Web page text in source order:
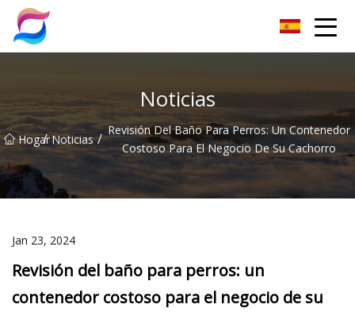
Grupo Co., Ltd de arena para gatos de Nanchang
Noticias
Hogar
/ Noticias / Revisión Del Baño Para Perros: Un Contenedor
Costoso Para El Negocio De Su Cachorro
Jan 23, 2024
Revisión del baño para perros: un
contenedor costoso para el negocio de su